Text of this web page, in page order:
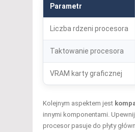
Parametr
Liczba rdzeni procesora
Taktowanie procesora
VRAM karty graficznej
Kolejnym aspektem jest
innymi komponentami.
procesor pasuje do płyty